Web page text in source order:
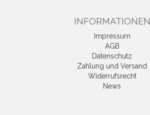
INFORMATIONEN
Impressum
AGB
Datenschutz
Zahlung und Versand
Widerrufsrecht
News